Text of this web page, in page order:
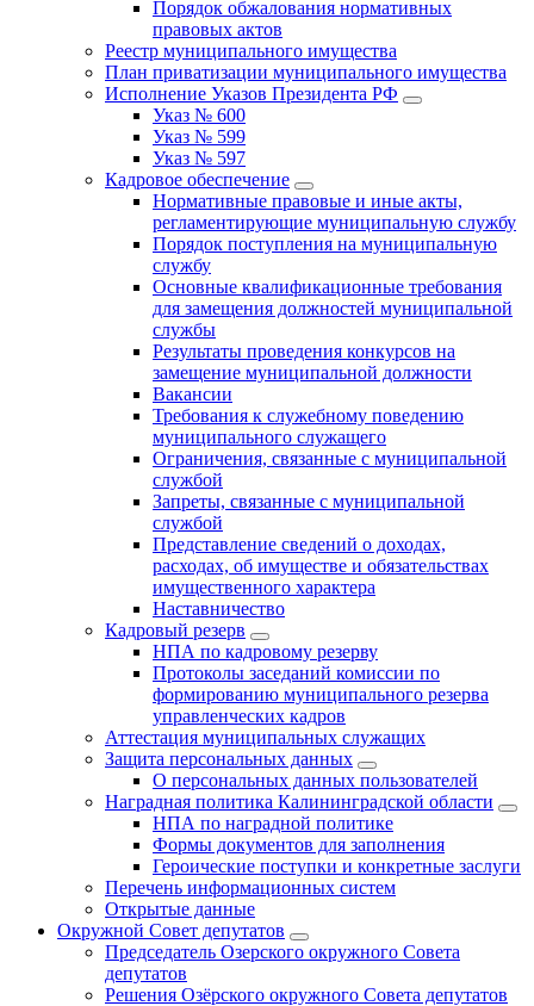
Порядок обжалования нормативных
правовых актов
Реестр муниципального имущества
План приватизации муниципального имущества
Исполнение Указов Президента РФ
Указ № 600
Указ № 599
Указ № 597
Кадровое обеспечение
Нормативные правовые и иные акты,
регламентирующие муниципальную службу
Порядок поступления на муниципальную
службу
Основные квалификационные требования
для замещения должностей муниципальной
службы
Результаты проведения конкурсов на
замещение муниципальной должности
Вакансии
Требования к служебному поведению
муниципального служащего
Ограничения, связанные с муниципальной
службой
Запреты, связанные с муниципальной
службой
Представление сведений о доходах,
расходах, об имуществе и обязательствах
имущественного характера
Наставничество
Кадровый резерв
НПА по кадровому резерву
Протоколы заседаний комиссии по
формированию муниципального резерва
управленческих кадров
Аттестация муниципальных служащих
Защита персональных данных
О персональных данных пользователей
Наградная политика Калининградской области
НПА по наградной политике
Формы документов для заполнения
Героические поступки и конкретные заслуги
Перечень информационных систем
Открытые данные
Окружной Совет депутатов
Председатель Озерского окружного Совета
депутатов
Решения Озёрского окружного Совета депутатов